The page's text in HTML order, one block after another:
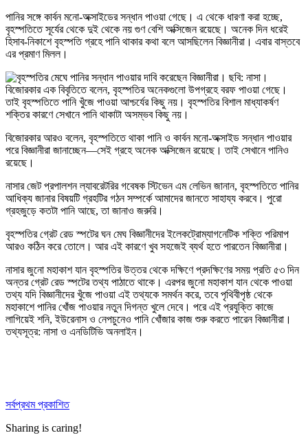
পানির সঙ্গে কার্বন মনো-অক্সাইডের সন্ধান পাওয়া গেছে। এ থেকে ধারণা করা হচ্ছে,
বৃহস্পতিতে সূর্যের থেকে দুই থেকে নয় গুণ বেশি অক্সিজেন রয়েছে। অনেক দিন ধরেই
হিসাব-নিকাশে বৃহস্পতি গ্রহে পানি থাকার কথা বলে আসছিলেন বিজ্ঞানীরা। এবার বাস্তবে
এর প্রমাণ মিলল।
বিজোরকার এক বিবৃতিতে বলেন, বৃহস্পতির অনেকগুলো উপগ্রহে বরফ পাওয়া গেছে।
তাই বৃহস্পতিতে পানি খুঁজে পাওয়া আশ্চর্যের কিছু নয়। বৃহস্পতির বিশাল মাধ্যাকর্ষণ
শক্তির কারণে সেখানে পানি থাকাটা অসম্ভব কিছু নয়।
বিজোরকার আরও বলেন, বৃহস্পতিতে থাকা পানি ও কার্বন মনো-অক্সাইড সন্ধান পাওয়ার
পরে বিজ্ঞানীরা জানাচ্ছেন—সেই গ্রহে অনেক অক্সিজেন রয়েছে। তাই সেখানে পানিও
রয়েছে।
নাসার জেট প্রপালশন ল্যাবরেটরির গবেষক স্টিভেন এম লেভিন জানান, বৃহস্পতিতে পানির
আধিক্য জানার বিষয়টি গ্রহটির গঠন সম্পর্কে আমাদের জানতে সাহায্য করবে। পুরো
গ্রহজুড়ে কতটা পানি আছে, তা জানাও জরুরি।
বৃহস্পতির গ্রেট রেড স্পটের ঘন মেঘ বিজ্ঞানীদের ইলেকট্রোম্যাগনেটিক শক্তি পরিমাপ
আরও কঠিন করে তোলে। আর এই কারণে খুব সহজেই ব্যর্থ হতে পারতেন বিজ্ঞানীরা।
নাসার জুনো মহাকাশ যান বৃহস্পতির উত্তর থেকে দক্ষিণে প্রদক্ষিণের সময় প্রতি ৫৩ দিন
অন্তর গ্রেট রেড স্পটের তথ্য পাঠাতে থাকে। এরপর জুনো মহাকাশ যান থেকে পাওয়া
তথ্য যদি বিজ্ঞানীদের খুঁজে পাওয়া এই তথ্যকে সমর্থন করে, তবে পৃথিবীপৃষ্ঠ থেকে
মহাকাশে পানির খোঁজ পাওয়ার নতুন দিগন্ত খুলে দেবে। পরে এই প্রযুক্তি কাজে
লাগিয়েই শনি, ইউরেনাস ও নেপচুনেও পানি খোঁজার কাজ শুরু করতে পারেন বিজ্ঞানীরা।
তথ্যসূত্র: নাসা ও এনডিটিভি অনলাইন।
সর্বপ্রথম প্রকাশিত
Sharing is caring!